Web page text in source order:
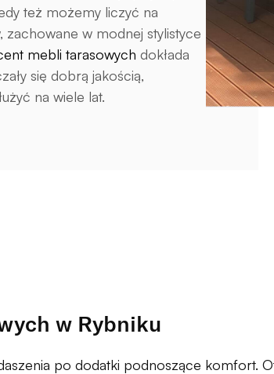
też możemy liczyć na
zachowane w modnej stylistyce
mebli tarasowych dokłada
się dobrą jakością,
na wiele lat.
w Rybniku
po dodatki podnoszące komfort.